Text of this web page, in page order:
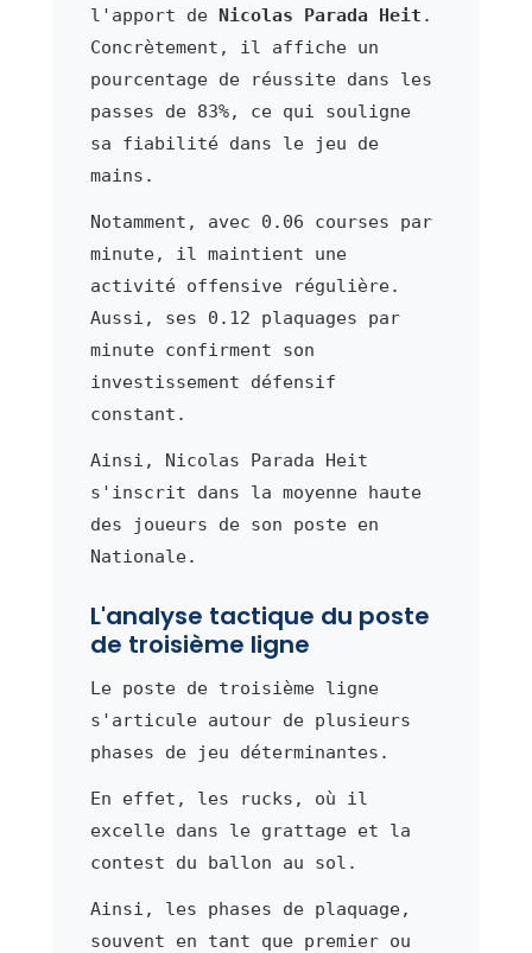
l'apport de Nicolas Parada Heit .
Concrètement, il affiche un
pourcentage de réussite dans les
passes de 83%, ce qui souligne
sa fiabilité dans le jeu de
mains.
Notamment, avec 0.06 courses par
minute, il maintient une
activité offensive régulière.
Aussi, ses 0.12 plaquages par
minute confirment son
investissement défensif
constant.
Ainsi, Nicolas Parada Heit
s'inscrit dans la moyenne haute
des joueurs de son poste en
Nationale.
L'analyse tactique du poste
de troisième ligne
Le poste de troisième ligne
s'articule autour de plusieurs
phases de jeu déterminantes.
En effet, les rucks, où il
excelle dans le grattage et la
contest du ballon au sol.
Ainsi, les phases de plaquage,
souvent en tant que premier ou